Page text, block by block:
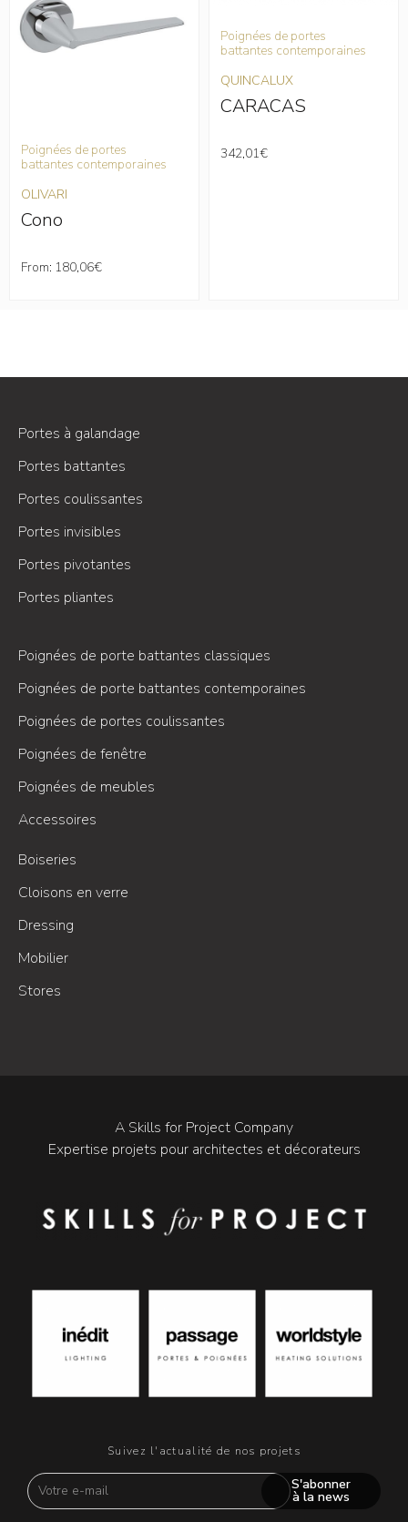
Poignées de portes
battantes contemporaines
342,01
Poignées de
QUINCALUX
Portes à galandage
Portes battantes
Portes coulissantes
Portes invisibles
Portes pivotantes
Portes pliantes
Poignées de porte battantes classiques
Poignées de porte battantes contemporaines
Poignées de portes coulissantes
Poignées de fenêtre
Poignées de meubles
Accessoires
Boiseries
Cloisons en verre
Dressing
Mobilier
Stores
A Skills for Project Company
Expertise projets pour architectes et décorateurs
Suivez l'actualité de nos projets
S'abonner
à la news